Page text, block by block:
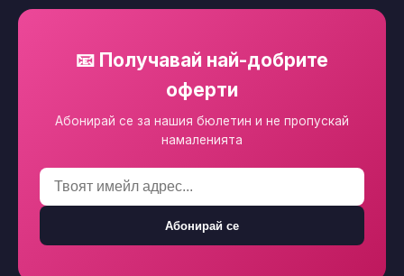
📧 Получавай най-добрите
оферти
Абонирай се за нашия бюлетин и не пропускай
намаленията
Абонирай се